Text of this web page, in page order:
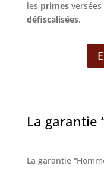
les primes
défiscalisées.
La garantie
La garantie